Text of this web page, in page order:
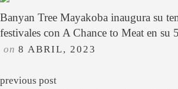
Banyan Tree Mayakoba inaugura su
festivales con A Chance to Meat en su
on 8 ABRIL, 2023
previous post